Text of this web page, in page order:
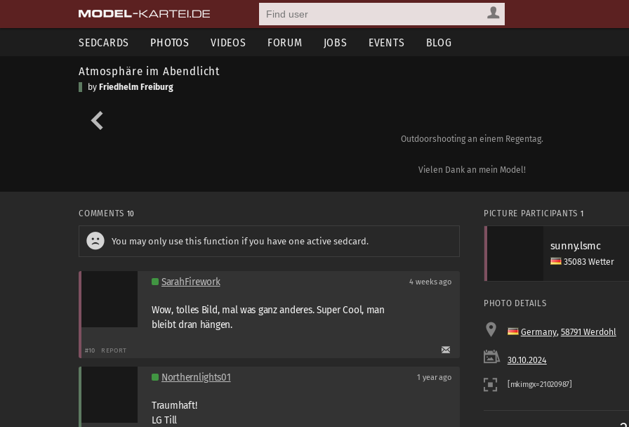
SEDCARDS PHOTOS VIDEOS FORUM JOBS EVENTS BLOG
Atmosphäre im Abendlicht
by Friedhelm Freiburg
Outdoorshooting an einem Regentag.
Vielen Dank an mein Model!
COMMENTS 10
You may only use this function if you have one active sedcard.
SarahFirework 4 weeks ago
Wow, tolles Bild, mal was ganz anderes. Super Cool, man
bleibt dran hängen.
#10 REPORT
Northernlights01 1 year ago
Traumhaft!
LG Till
PICTURE PARTICIPANTS 1
sunny.lsmc
35083 Wetter
PHOTO DETAILS
Germany, 58791 Werdohl
30.10.2024